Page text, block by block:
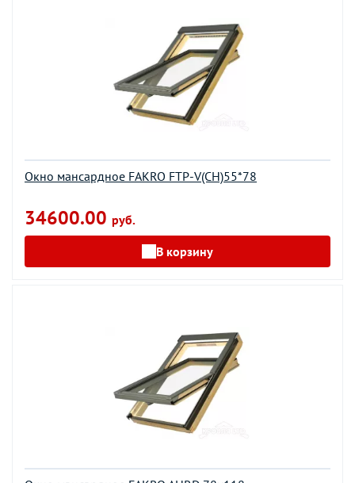
Окно мансардное FAKRO FTP-V(CH)55*78
34600.00 руб.
В корзину